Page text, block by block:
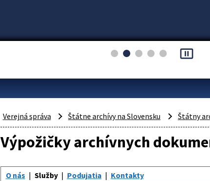
pause_presentation
Verejná správa Štátne archívy na Slovensku Štátny
Výpožičky archívnych
O nás Služby Podujatia Kontakty